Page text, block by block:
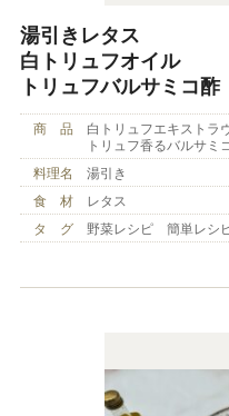
湯引きレタス
白トリュフオイル
トリュフバルサミコ酢
商 品
白トリュフエキストラ
トリュフ香るバルサ
料理名
湯引き
食 材
レタス
タ グ
野菜レシピ 簡単レシ